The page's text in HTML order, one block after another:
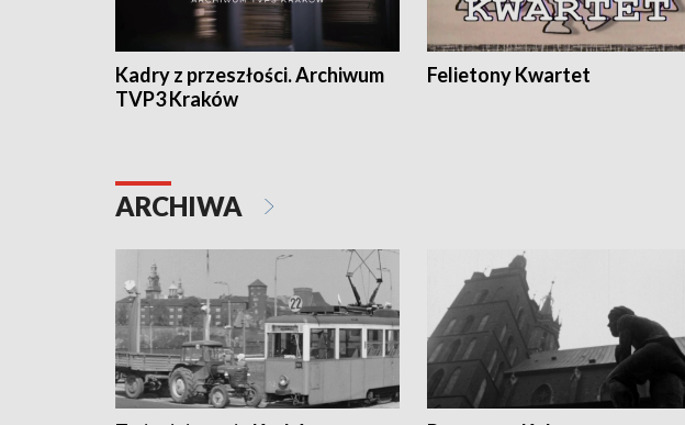
Kadry z przeszłości. Archiwum
TVP3 Kraków
Felietony Kwartet
ARCHIWA